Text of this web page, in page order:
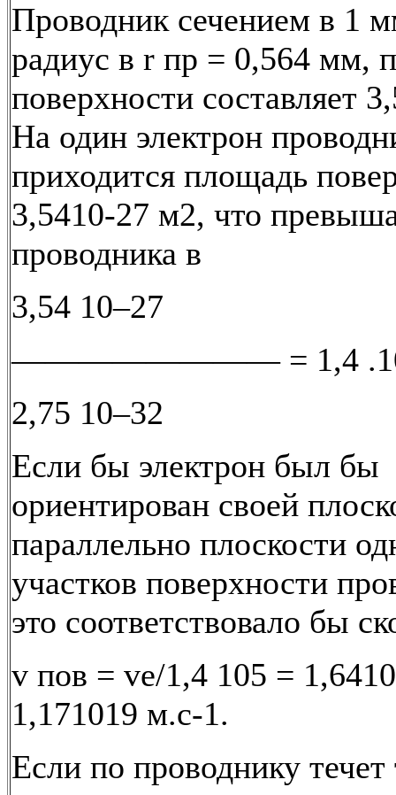
Проводник сечением в 1
радиус в r пр = 0,564 мм,
поверхности составляет
На один электрон
приходится площадь
3,5410-27 м2, что
проводника в
3,54 10–27
———————— = 1,4
2,75 10–32
Если бы электрон был бы
ориентирован своей
параллельно плоскости
участков поверхности
это соответствовало бы
v пов = ve/1,4 105 =
1,171019 м.с-1.
Если по проводнику